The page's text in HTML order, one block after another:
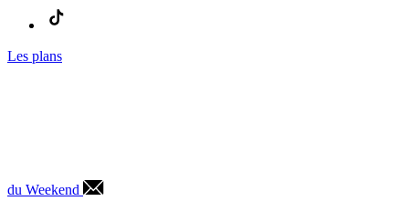
Les plans
du Weekend